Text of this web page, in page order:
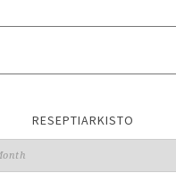
RESEPTIARKISTO